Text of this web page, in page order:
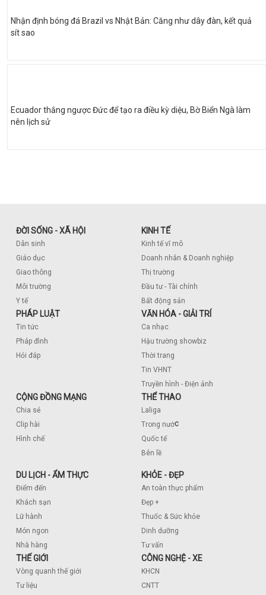
Nhận định bóng đá Brazil vs Nhật Bản: Căng như dây đàn, kết quả
sít sao
Ecuador thắng ngược Đức để tạo ra điều kỳ diệu, Bờ Biển Ngà làm
nên lịch sử
ĐỜI SỐNG - XÃ HỘI
Dân sinh
Giáo dục
Giao thông
Môi trường
Y tế
KINH TẾ
Kinh tế vĩ mô
Doanh nhân & Doanh nghiệp
Thị trường
Đầu tư - Tài chính
Bất động sản
PHÁP LUẬT
Tin tức
Pháp đình
Hỏi đáp
VĂN HÓA - GIẢI TRÍ
Ca nhạc
Hậu trường showbiz
Thời trang
Tin VHNT
Truyền hình - Điện ảnh
CỘNG ĐỒNG MẠNG
Chia sẻ
Clip hài
Hình chế
THỂ THAO
Laliga
Trong nước
Quốc tế
Bên lề
DU LỊCH - ẨM THỰC
Điểm đến
Khách sạn
Lữ hành
Món ngon
Nhà hàng
KHỎE - ĐẸP
An toàn thực phẩm
Đẹp +
Thuốc & Sức khỏe
Dinh dưỡng
Tư vấn
THẾ GIỚI
Vòng quanh thế giới
Tư liệu
CÔNG NGHỆ - XE
KHCN
CNTT